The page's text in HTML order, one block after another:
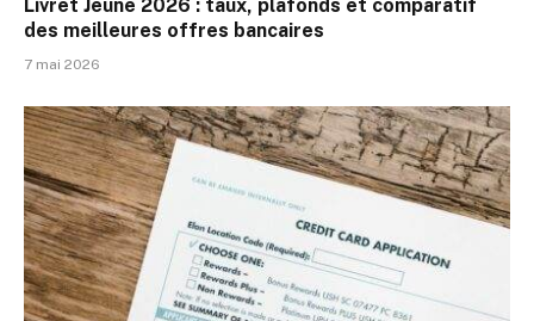
Livret Jeune 2026 : taux, plafonds et comparatif
des meilleures offres bancaires
7 mai 2026